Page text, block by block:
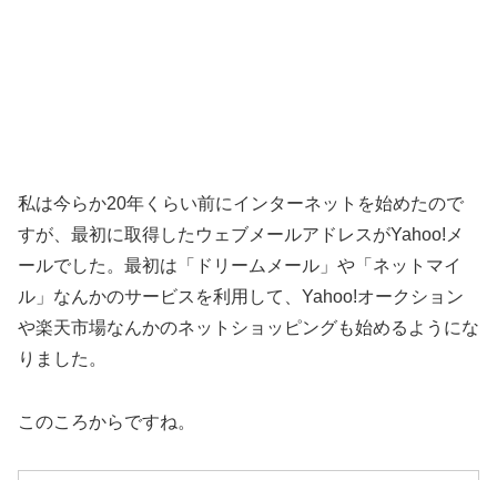
私は今らか20年くらい前にインターネットを始めたので
すが、最初に取得したウェブメールアドレスがYahoo!メ
ールでした。最初は「ドリームメール」や「ネットマイ
ル」なんかのサービスを利用して、Yahoo!オークション
や楽天市場なんかのネットショッピングも始めるようにな
りました。
このころからですね。